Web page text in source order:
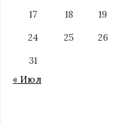
17
18 19
24
25 26
31
« Июл